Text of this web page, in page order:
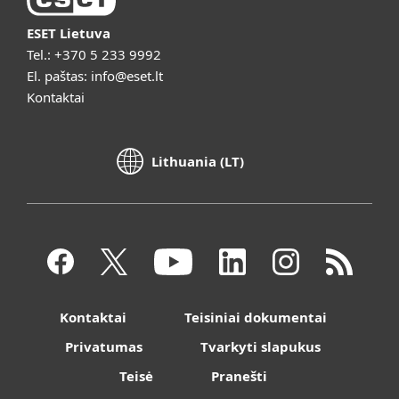
ESET Lietuva
Tel.: +370 5 233 9992
El. paštas: info@eset.lt
Kontaktai
Lithuania (LT)
Kontaktai
Teisiniai dokumentai
Privatumas
Tvarkyti slapukus
Teisė
Pranešti